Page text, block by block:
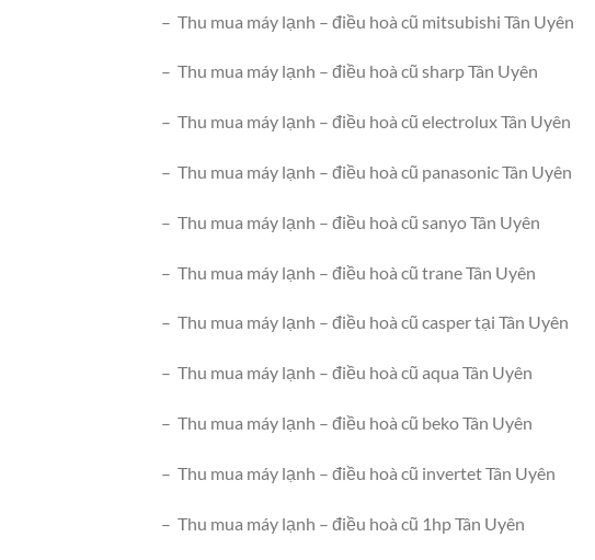
– Thu mua máy lạnh – điều hoà cũ mitsubishi Tân Uyên
– Thu mua máy lạnh – điều hoà cũ sharp Tân Uyên
– Thu mua máy lạnh – điều hoà cũ electrolux Tân Uyên
– Thu mua máy lạnh – điều hoà cũ panasonic Tân Uyên
– Thu mua máy lạnh – điều hoà cũ sanyo Tân Uyên
– Thu mua máy lạnh – điều hoà cũ trane Tân Uyên
– Thu mua máy lạnh – điều hoà cũ casper tại Tân Uyên
– Thu mua máy lạnh – điều hoà cũ aqua Tân Uyên
– Thu mua máy lạnh – điều hoà cũ beko Tân Uyên
– Thu mua máy lạnh – điều hoà cũ invertet Tân Uyên
– Thu mua máy lạnh – điều hoà cũ 1hp Tân Uyên